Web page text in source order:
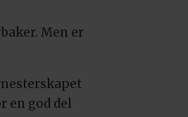
Men er
en god del